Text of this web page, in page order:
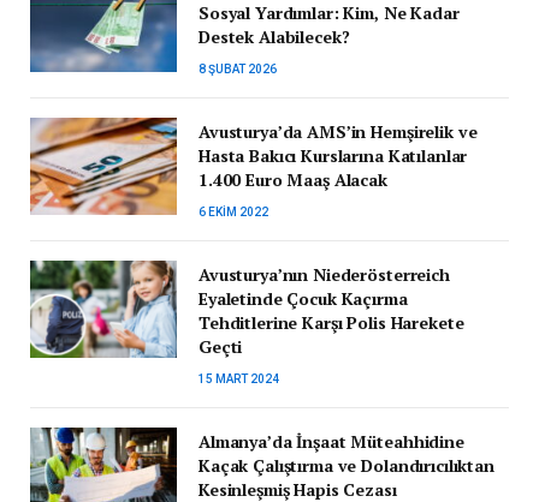
Sosyal Yardımlar: Kim, Ne Kadar
Destek Alabilecek?
8 ŞUBAT 2026
Avusturya’da AMS’in Hemşirelik ve
Hasta Bakıcı Kurslarına Katılanlar
1.400 Euro Maaş Alacak
6 EKIM 2022
Avusturya’nın Niederösterreich
Eyaletinde Çocuk Kaçırma
Tehditlerine Karşı Polis Harekete
Geçti
15 MART 2024
Almanya’da İnşaat Müteahhidine
Kaçak Çalıştırma ve Dolandırıcılıktan
Kesinleşmiş Hapis Cezası